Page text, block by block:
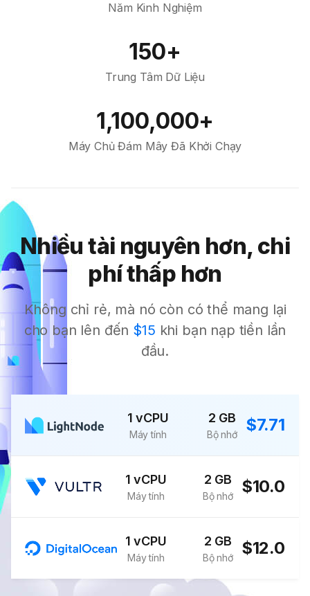
Năm Kinh Nghiệm
150+
Trung Tâm Dữ Liệu
1,100,000+
Máy Chủ Đám Mây Đã Khởi Chạy
Nhiều tài nguyên hơn, chi
phí thấp hơn
Không chỉ rẻ, mà nó còn có thể mang lại
cho bạn lên đến $15 khi bạn nạp tiền lần
đầu.
1 vCPU
Máy tính
2 GB
Bộ nhớ $7.71
1 vCPU
Máy tính
2 GB
Bộ nhớ $10.0
1 vCPU
Máy tính
2 GB
Bộ nhớ $12.0